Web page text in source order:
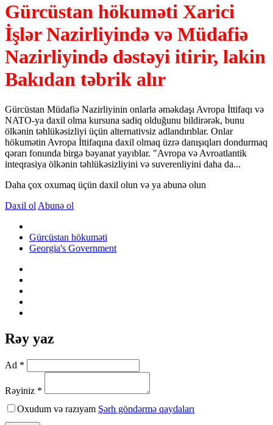
Gürcüstan hökuməti Xarici
İşlər Nazirliyində və Müdafiə
Nazirliyində dəstəyi itirir, lakin
Bakıdan təbrik alır
Gürcüstan Müdafiə Nazirliyinin onlarla əməkdaşı Avropa İttifaqı və
NATO-ya daxil olma kursuna sadiq olduğunu bildirərək, bunu
ölkənin təhlükəsizliyi üçün alternativsiz adlandırıblar. Onlar
hökumətin Avropa İttifaqına daxil olmaq üzrə danışıqları dondurmaq
qərarı fonunda birgə bəyanat yayıblar. "Avropa və Avroatlantik
inteqrasiya ölkənin təhlükəsizliyini və suverenliyini daha da...
Daha çox oxumaq üçün daxil olun və ya abunə olun
Daxil ol Abunə ol
Gürcüstan hökuməti
Georgia's Government
Rəy yaz
Ad *
Rəyiniz *
Oxudum və razıyam Şərh göndərmə qaydaları